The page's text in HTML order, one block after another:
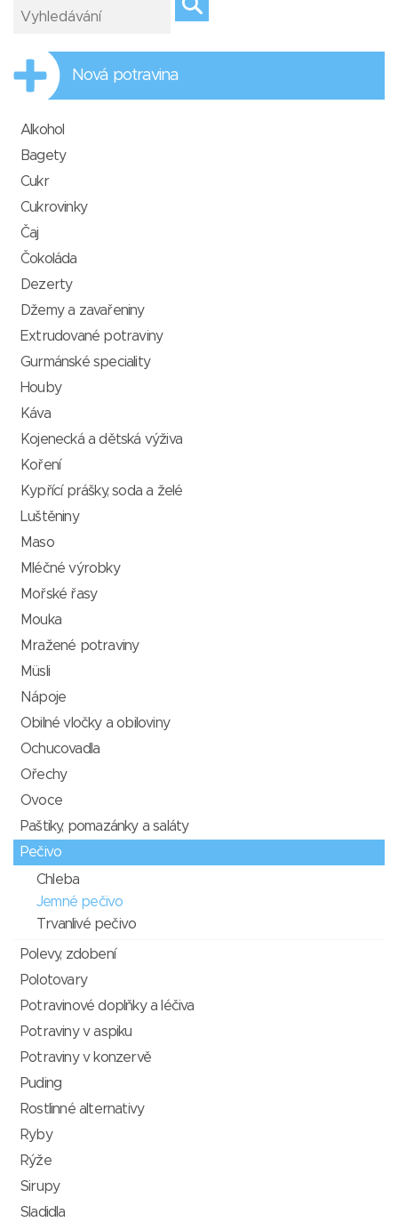
Nová potravina
Alkohol
Bagety
Cukr
Cukrovinky
Čaj
Čokoláda
Dezerty
Džemy a zavařeniny
Extrudované potraviny
Gurmánské speciality
Houby
Káva
Kojenecká a dětská výživa
Koření
Kypřící prášky, soda a želé
Luštěniny
Maso
Mléčné výrobky
Mořské řasy
Mouka
Mražené potraviny
Müsli
Nápoje
Obilné vločky a obiloviny
Ochucovadla
Ořechy
Ovoce
Paštiky, pomazánky a saláty
Pečivo
Chleba
Jemné pečivo
Trvanlivé pečivo
Polevy, zdobení
Polotovary
Potravinové doplňky a léčiva
Potraviny v aspiku
Potraviny v konzervě
Puding
Rostlinné alternativy
Ryby
Rýže
Sirupy
Sladidla